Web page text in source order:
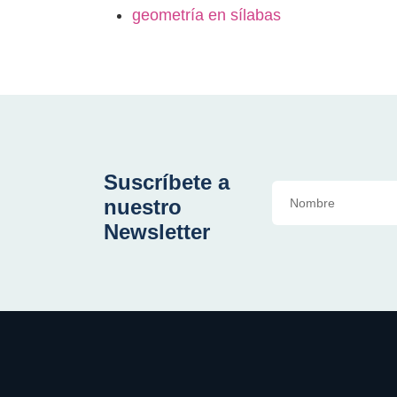
geometría en sílabas
Suscríbete a
nuestro
Newsletter